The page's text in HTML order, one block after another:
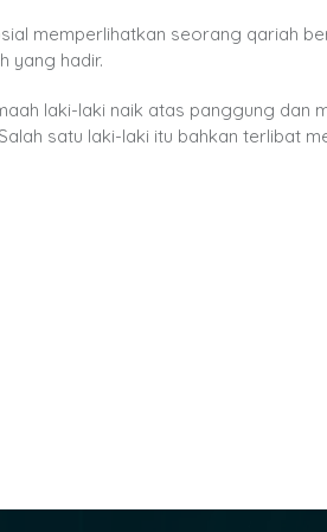
memperlihatkan seorang qariah
yang hadir.
laki-laki naik atas panggung dan
satu laki-laki itu bahkan terlibat